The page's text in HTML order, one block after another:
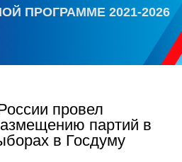
ПРОГРАММЕ 2021-2026
провел
партий в
в Госдуму